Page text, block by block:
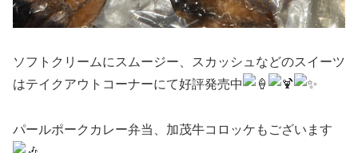
ソフトクリームにスムージー、スカッシュなどのスイーツ
はテイクアウトコーナーにて好評発売中
パールポークカレー弁当、加茂牛コロッケもございます